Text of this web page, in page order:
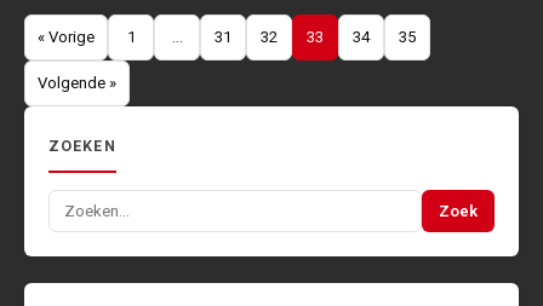
Berichten
paginering
« Vorige 1 … 31 32 33 34 35
Volgende »
ZOEKEN
Zoeken
naar:
Zoek